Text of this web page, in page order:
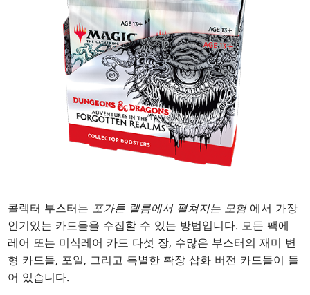
콜렉터 부스터는 포가튼 렐름에서 펼쳐지는 모험 에서 가장
인기있는 카드들을 수집할 수 있는 방법입니다. 모든 팩에
레어 또는 미식레어 카드 다섯 장, 수많은 부스터의 재미 변
형 카드들, 포일, 그리고 특별한 확장 삽화 버전 카드들이 들
어 있습니다.